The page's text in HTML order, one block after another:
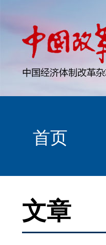
首页
文章